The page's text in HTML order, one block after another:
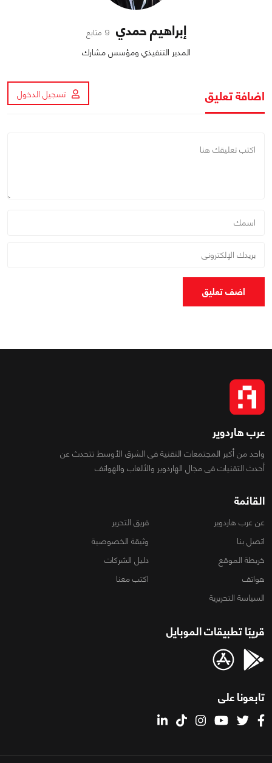
إبراهيم حمدي 9 متابع
المدير التنفيذي ومؤسس مشارك
اضافة تعليق تسجيل الدخول
اضف تعليق
عرب هاردوير
واحد من أكبر المجتمعات التقنية فى الشرق الأوسط تتحدث عن
أحدث التقنيات فى مجال الهاردوير والألعاب والهواتف
القائمة
عن عرب هاردوير
فريق التحرير
اتصل بنا
وثيقة الخصوصية
خريطة الموقع
دليل الشركات
هواتف
اكتب معنا
السياسة التحريرية
قريبًا تطبيقات الموبايل
تابعونا على